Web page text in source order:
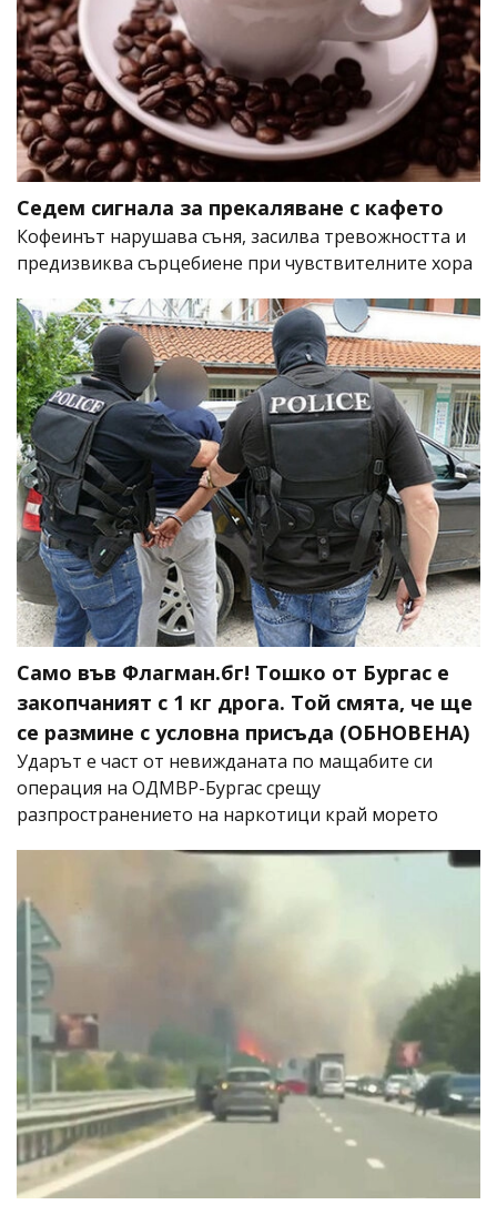
Седем сигнала за прекаляване с кафето
Кофеинът нарушава съня, засилва тревожността и
предизвиква сърцебиене при чувствителните хора
Само във Флагман.бг! Тошко от Бургас е
закопчаният с 1 кг дрога. Той смята, че ще
се размине с условна присъда (ОБНОВЕНА)
Ударът е част от невижданата по мащабите си
операция на ОДМВР-Бургас срещу
разпространението на наркотици край морето